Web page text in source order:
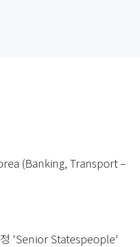
(Banking, Transport –
'Senior Statespeople'